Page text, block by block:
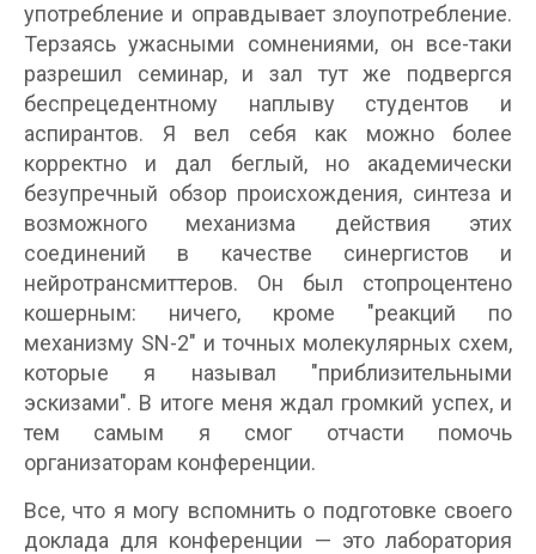
употребление и оправдывает злоупотребление.
Терзаясь ужасными сомнениями, он все-таки
разрешил семинар, и зал тут же подвергся
беспрецедентному наплыву студентов и
аспирантов. Я вел себя как можно более
корректно и дал беглый, но академически
безупречный обзор происхождения, синтеза и
возможного механизма действия этих
соединений в качестве синергистов и
нейротрансмиттеров. Он был стопроцентено
кошерным: ничего, кроме "реакций по
механизму SN-2" и точных молекулярных схем,
которые я называл "приблизительными
эскизами". В итоге меня ждал громкий успех, и
тем самым я смог отчасти помочь
организаторам конференции.
Все, что я могу вспомнить о подготовке своего
доклада для конференции — это лаборатория